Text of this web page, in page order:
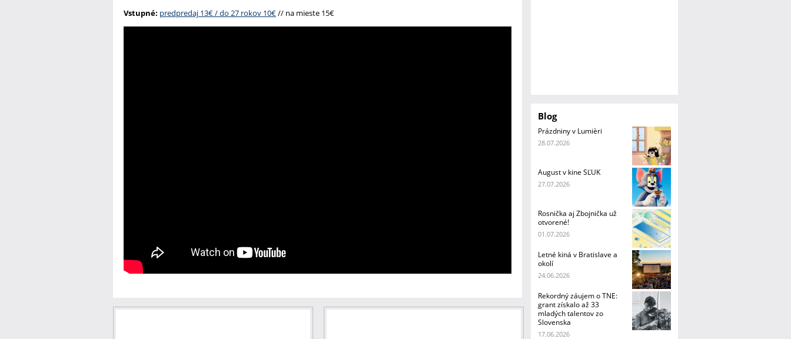
Vstupné: predpredaj 13€ / do 27 rokov 10€// na mieste 15€
Blog
Prázdniny v Lumièri
28.07.2026
August v kine SĽUK
27.07.2026
Rosnička aj Zbojnička už
otvorené!
01.07.2026
Letné kiná v Bratislave a
okolí
24.06.2026
Rekordný záujem o TNE:
grant získalo až 33
mladých talentov zo
Slovenska
17.06.2026